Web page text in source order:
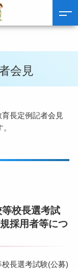
会見
長定例記者会見
校長選考試
採用者等につ
長選考試験(公募)